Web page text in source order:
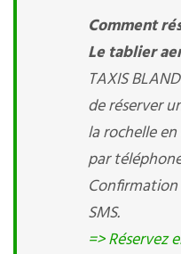
Comment
Le tablier
TAXIS
de réserver
la rochelle
par
SMS.
=> Réservez